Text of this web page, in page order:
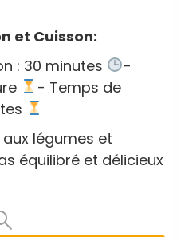
et Cuisson:
: 30 minutes
-
- Temps de
légumes et
équilibré et délicieux